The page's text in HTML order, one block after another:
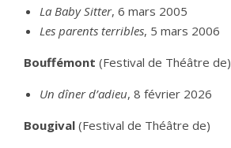
La Baby Sitter, 6 mars 2005
Les parents terribles, 5 mars 2006
Bouffémont (Festival de Théâtre de)
Un dîner d’adieu, 8 février 2026
Bougival (Festival de Théâtre de)